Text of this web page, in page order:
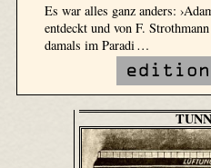
Es war alles ganz anders:
entdeckt und von F.
damals im Paradi …